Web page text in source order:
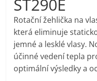
pračky,
televize,
ST290E
Rotační žehlička na
která eliminuje
jemné a lesklé vlasy.
účinné vedení tepla
optimální výsledky a